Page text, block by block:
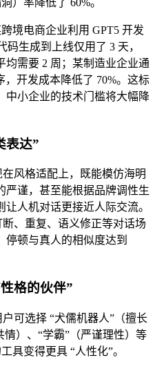
）率降低了 60%。
境电商企业利用 GPT5 开发
码生成到上线仅用了 3 天，
均需要 2 周；某制造业企业通
，开发成本降低了 70%。这标
中小企业的技术门槛将大幅降
表达”
风格适配上，既能模仿海明
严谨，甚至能根据品牌调性生
人机对话更接近人际交流。
、重复、语义修正等对话场
停顿与真人的相似度达到
格的伙伴”
可选择 “犬儒机器人”（擅长
情）、“学霸”（严谨理性）等
具变得更具 “人性化”。